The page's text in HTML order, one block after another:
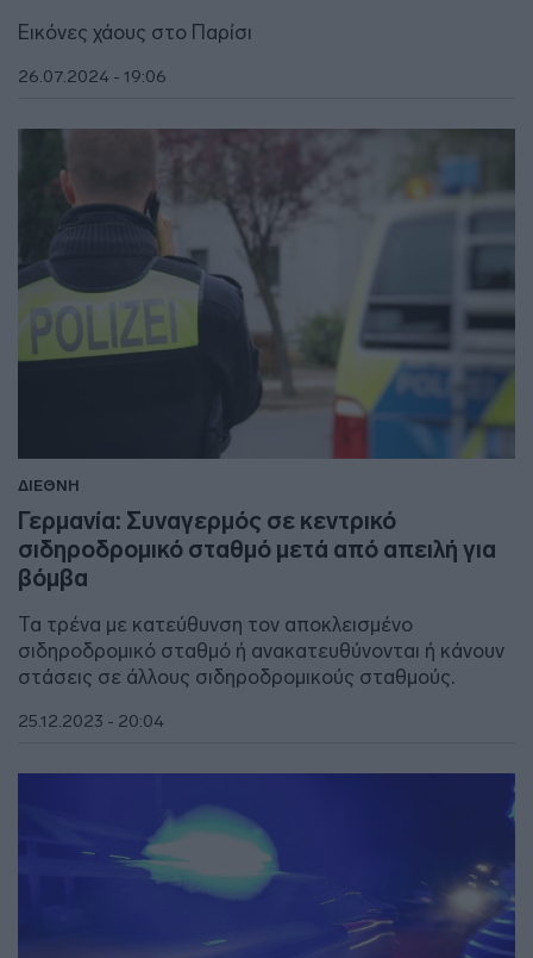
Εικόνες χάους στο Παρίσι
26.07.2024 - 19:06
ΔΙΕΘΝΗ
Γερμανία: Συναγερμός σε κεντρικό
σιδηροδρομικό σταθμό μετά από απειλή για
βόμβα
Τα τρένα με κατεύθυνση τον αποκλεισμένο
σιδηροδρομικό σταθμό ή ανακατευθύνονται ή κάνουν
στάσεις σε άλλους σιδηροδρομικούς σταθμούς.
25.12.2023 - 20:04